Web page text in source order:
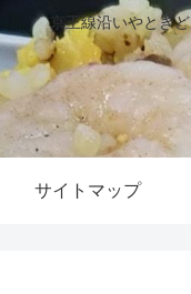
京王線沿いやとき
サイトマップ